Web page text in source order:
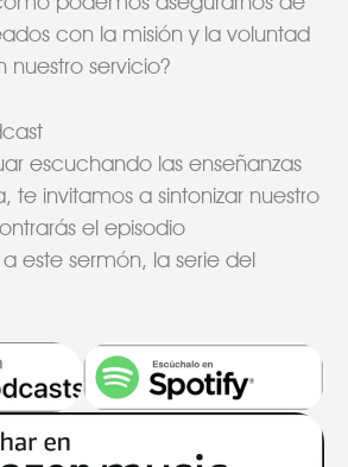
con la misión y la voluntad
nuestro servicio?
escuchando las enseñanzas
te invitamos a sintonizar nuestro
el episodio
este sermón, la serie del